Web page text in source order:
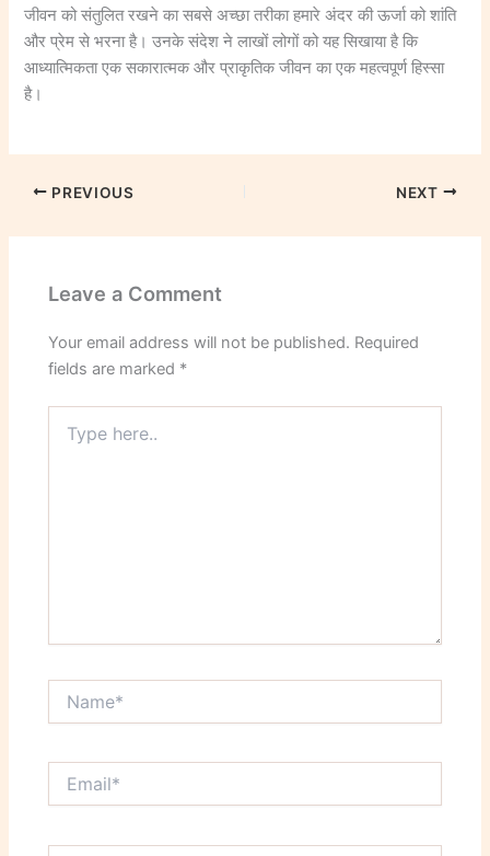
जीवन को संतुलित रखने का सबसे अच्छा तरीका हमारे अंदर की ऊर्जा को शांति
और प्रेम से भरना है। उनके संदेश ने लाखों लोगों को यह सिखाया है कि
आध्यात्मिकता एक सकारात्मक और प्राकृतिक जीवन का एक महत्वपूर्ण हिस्सा
है।
PREVIOUS NEXT
Leave a Comment
Your email address will not be published. Required
fields are marked *
here..